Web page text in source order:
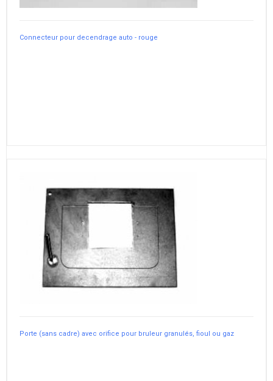
Connecteur pour decendrage auto - rouge
Porte (sans cadre) avec orifice pour bruleur granulés, fioul ou gaz